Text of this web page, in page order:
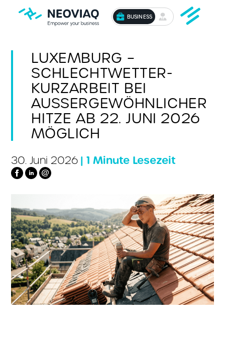
BUSINESS
LUXEMBURG –
SCHLECHTWETTER-
KURZARBEIT BEI
AUSSERGEWÖHNLICHER H
ITZE AB 22. JUNI 2026 M
ÖGLICH
30. Juni 2026 | 1 Minute Lesezeit